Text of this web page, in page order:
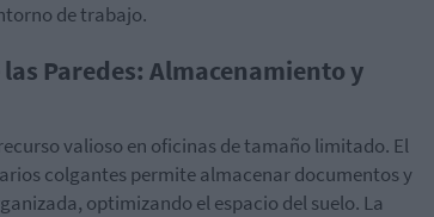
de trabajo.
Paredes: Almacenamiento y
valioso en oficinas de tamaño limitado. El
colgantes permite almacenar documentos y
optimizando el espacio del suelo. La